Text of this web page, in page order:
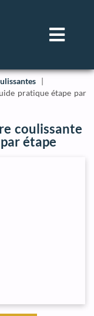
pratique étape par
coulissante
étape